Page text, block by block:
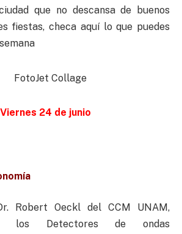
que no descansa de buenos
fiestas, checa aquí lo que puedes
Viernes 24 de junio
Robert Oeckl del CCM UNAM,
los Detectores de ondas